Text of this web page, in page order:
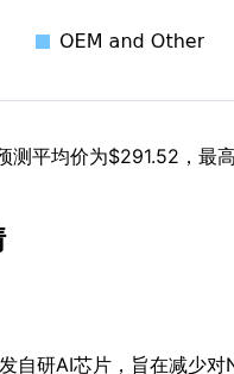
平均价为$291.52，最
自研AI芯片，旨在减少